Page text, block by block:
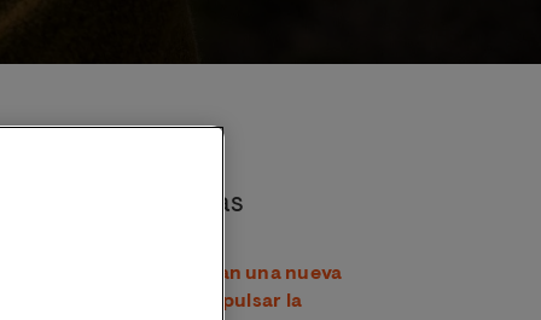
destacadas
y Globo Común lanzan una nueva
de becas para impulsar la